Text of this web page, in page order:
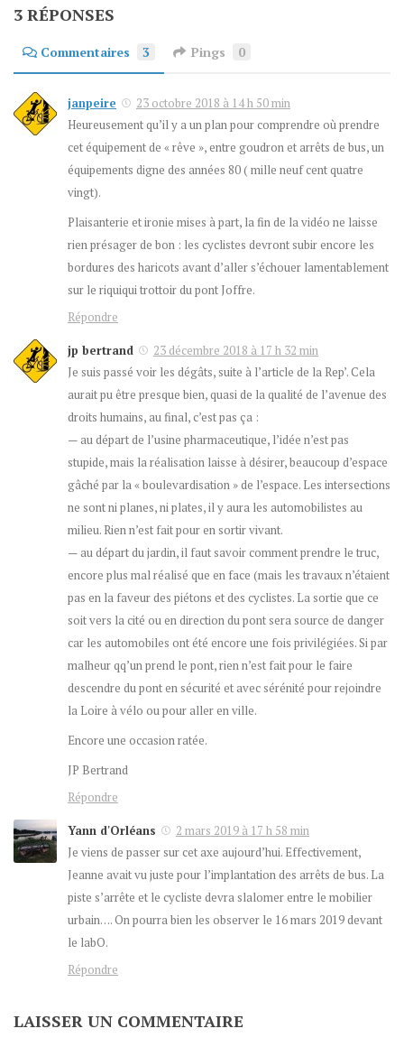
3 RÉPONSES
Commentaires 3 Pings 0
janpeire
23 octobre 2018 à 14 h 50 min
Heureusement qu’il y a un plan pour comprendre où prendre
cet équipement de « rêve », entre goudron et arrêts de bus, un
équipements digne des années 80 ( mille neuf cent quatre
vingt).
Plaisanterie et ironie mises à part, la fin de la vidéo ne laisse
rien présager de bon : les cyclistes devront subir encore les
bordures des haricots avant d’aller s’échouer lamentablement
sur le riquiqui trottoir du pont Joffre.
Répondre
jp bertrand
23 décembre 2018 à 17 h 32 min
Je suis passé voir les dégâts, suite à l’article de la Rep’. Cela
aurait pu être presque bien, quasi de la qualité de l’avenue des
droits humains, au final, c’est pas ça :
— au départ de l’usine pharmaceutique, l’idée n’est pas
stupide, mais la réalisation laisse à désirer, beaucoup d’espace
gâché par la « boulevardisation » de l’espace. Les intersections
ne sont ni planes, ni plates, il y aura les automobilistes au
milieu. Rien n’est fait pour en sortir vivant.
— au départ du jardin, il faut savoir comment prendre le truc,
encore plus mal réalisé que en face (mais les travaux n’étaient
pas en la faveur des piétons et des cyclistes. La sortie que ce
soit vers la cité ou en direction du pont sera source de danger
car les automobiles ont été encore une fois privilégiées. Si par
malheur qq’un prend le pont, rien n’est fait pour le faire
descendre du pont en sécurité et avec sérénité pour rejoindre
la Loire à vélo ou pour aller en ville.
Encore une occasion ratée.
JP Bertrand
Répondre
Yann d'Orléans
2 mars 2019 à 17 h 58 min
Je viens de passer sur cet axe aujourd’hui. Effectivement,
Jeanne avait vu juste pour l’implantation des arrêts de bus. La
piste s’arrête et le cycliste devra slalomer entre le mobilier
urbain…. On pourra bien les observer le 16 mars 2019 devant
le labO.
Répondre
LAISSER UN COMMENTAIRE